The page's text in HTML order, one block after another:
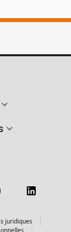
juridiques